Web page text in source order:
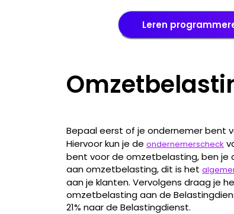
Leren
Bepaal eerst of je ondernemer bent
Hiervoor kun je de ondernemerscheck
bent voor de omzetbelasting, ben je
aan omzetbelasting, dit is het
aan je klanten. Vervolgens draag je
omzetbelasting aan de
21% naar de Belastingdienst.